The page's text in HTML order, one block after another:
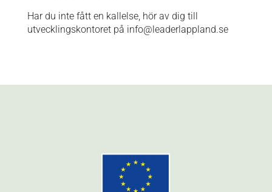
Har du inte fått en kallelse, hör av dig till
utvecklingskontoret på info@leaderlappland.se